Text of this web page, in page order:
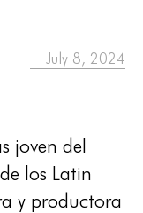
July 8, 2024
joven del
los Latin
y productora